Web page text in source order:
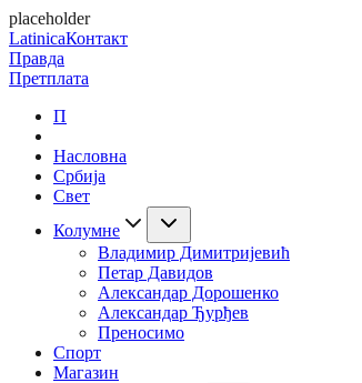
placeholder
LatinicaКонтакт
Правда
Претплата
П
Насловна
Србија
Свет
Колумне
Владимир Димитријевић
Петар Давидов
Александар Дорошенко
Александар Ђурђев
Преносимо
Спорт
Магазин